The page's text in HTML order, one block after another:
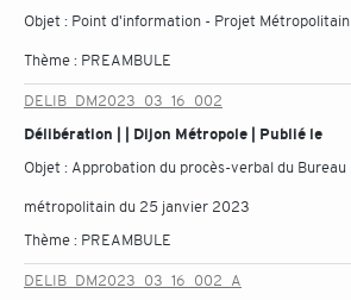
Objet : Point d'information - Projet Métropolitain
Thème : PREAMBULE
DELIB_DM2023_03_16_002
Délibération | | Dijon Métropole | Publié le
Objet : Approbation du procès-verbal du Bureau
métropolitain du 25 janvier 2023
Thème : PREAMBULE
DELIB_DM2023_03_16_002_A